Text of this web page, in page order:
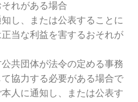
れがある場合
し、または公表することに
当な利益を害するおそれが
共団体が法令の定める事務
協力する必要がある場合で
人に通知し、または公表す